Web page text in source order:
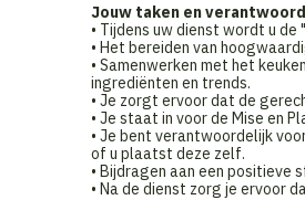
Jouw taken en
• Tijdens uw dienst wordt u
• Het bereiden van
• Samenwerken met het
ingrediënten en trends.
• Je zorgt ervoor dat de
• Je staat in voor de Mise en
• Je bent verantwoordelijk
of u plaatst deze zelf.
• Bijdragen aan een positieve
• Na de dienst zorg je ervoor